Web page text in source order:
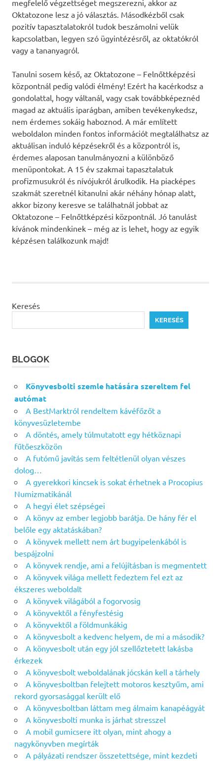
megfelelő végzettséget megszerezni, akkor az
Oktatozone lesz a jó választás. Másodkézből csak
pozitív tapasztalatokról tudok beszámolni velük
kapcsolatban, legyen szó ügyintézésről, az oktatókról
vagy a tananyagról.
Tanulni sosem késő, az Oktatozone – Felnőttképzési
központnál pedig valódi élmény! Ezért ha kacérkodsz a
gondolattal, hogy váltanál, vagy csak továbbképeznéd
magad az aktuális iparágban, amiben tevékenykedsz,
nem érdemes sokáig haboznod. A már említett
weboldalon minden fontos információt megtalálhatsz az
aktuálisan induló képzésekről és a központról is,
érdemes alaposan tanulmányozni a különböző
menüpontokat. A 15 év szakmai tapasztalatuk
profizmusukról és nívójukról árulkodik. Ha piacképes
szakmát szeretnél kitanulni akár néhány hónap alatt,
akkor bizony keresve se találhatnál jobbat az
Oktatozone – Felnőttképzési központnál. Jó tanulást
kívánok mindenkinek – még az is lehet, hogy az egyik
képzésen találkozunk majd!
Keresés
KERESÉS
BLOGOK
Könyvesbolti szemle hatására szereltem fel
autómat
A BestMarktról rendeltem kávéfőzőt a
könyvesüzletembe
A döntés, amely túlmutatott egy hétköznapi
fűtőeszközön
A futómű javítás sem feltétlenül olyan vészes
dolog…
A gyerekkori kincsek is sokat érhetnek a Procopius
Numizmatikánál
A hegyi élet szépségei
A könyv az ember legjobb barátja. De hány fér el
belőle egy aktatáskában?
A könyvek mellett nem árt bugyipelenkából is
bespájzolni
A könyvek rendje, ami a felújításban is megmentett
A könyvek világa mellett fedeztem fel ezt az
ékszeres weboldalt
A könyvek világából a fogorvosig
A könyvektől a fényfestésig
A könyvektől a földmunkákig
A könyvesbolt a kedvenc helyem, de mi a második?
A könyvesbolt után egy jól szellőztetett lakásba
érkezek
A könyvesbolt weboldalának jócskán kell a tárhely
A könyvesboltban felejtett motoros kesztyűm, ami
rekord gyorsasággal került elő
A könyvesboltban láttam meg álmaim kanapéágyát
A könyvesbolti munka is járhat stresszel
A mobil gumicsere itt olyan, mint ahogy a
nagykönyvben megírták
A pályázati rendszer összetettsége, mint kezdeti